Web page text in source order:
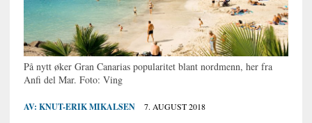
På nytt øker Gran Canarias popularitet blant nordmenn, her fra
Anfi del Mar. Foto: Ving
AV: KNUT-ERIK MIKALSEN 7. AUGUST 2018